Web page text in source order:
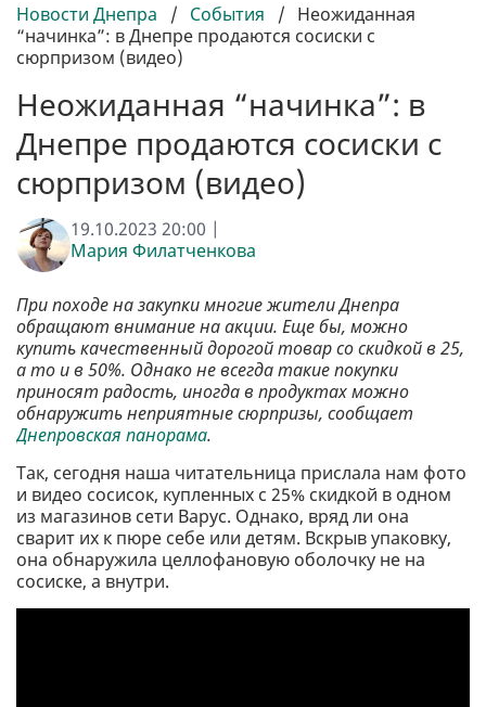
Новости Днепра / События / Неожиданная
“начинка”: в Днепре продаются сосиски с
сюрпризом (видео)
Неожиданная “начинка”: в
Днепре продаются сосиски с
сюрпризом (видео)
19.10.2023 20:00 |
Мария Филатченкова
При походе на закупки многие жители Днепра
обращают внимание на акции. Еще бы, можно
купить качественный дорогой товар со скидкой в 25,
а то и в 50%. Однако не всегда такие покупки
приносят радость, иногда в продуктах можно
обнаружить неприятные сюрпризы, сообщает
Днепровская панорама.
Так, сегодня наша читательница прислала нам фото
и видео сосисок, купленных с 25% скидкой в одном
из магазинов сети Варус. Однако, вряд ли она
сварит их к пюре себе или детям. Вскрыв упаковку,
она обнаружила целлофановую оболочку не на
сосиске, а внутри.